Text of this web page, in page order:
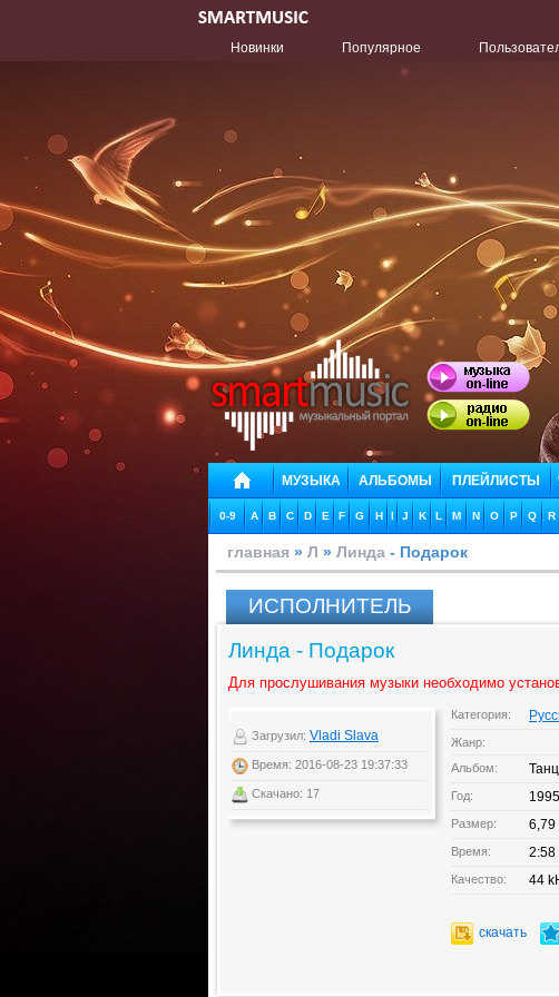
Новинки
Популярное
МУЗЫКА АЛЬБОМЫ ПЛЕЙЛИСТЫ
0-9 A B C D E F G H I J K L M N O P Q R
главная » Л » Линда - Подарок
ИСПОЛНИТЕЛЬ
Линда - Подарок
Для прослушивания музыки необходимо
Загрузил: Vladi Slava
Время: 2016-08-23 19:37:33
Скачано: 17
Категория:
Жанр:
Альбом:
Год: 1995
Размер:
Время: 2:58
Качество: 44
скачать